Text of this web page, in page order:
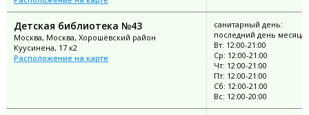
Детская библиотека №43
Москва, Москва, Хорошёвский район
Куусинена, 17 к2
Расположение на карте
санитарный день:
последний день месяца
Вт: 12:00-21:00
Ср: 12:00-21:00
Чт: 12:00-21:00
Пт: 12:00-21:00
Сб: 12:00-21:00
Вс: 12:00-20:00